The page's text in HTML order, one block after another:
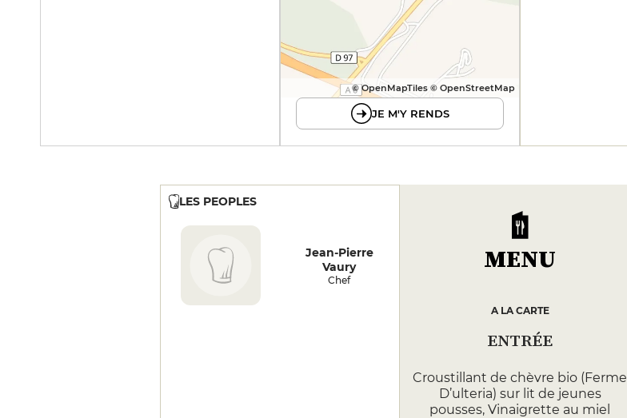
© OpenMapTiles © OpenStreetMap
JE M'Y RENDS
LES PEOPLES
Jean-Pierre
Vaury
Chef
MENU
A LA CARTE
ENTRÉE
Croustillant de chèvre bio (Ferme
D’ulteria) sur lit de jeunes
pousses, Vinaigrette au miel